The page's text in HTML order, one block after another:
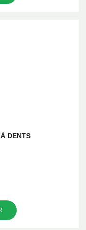
DENTS